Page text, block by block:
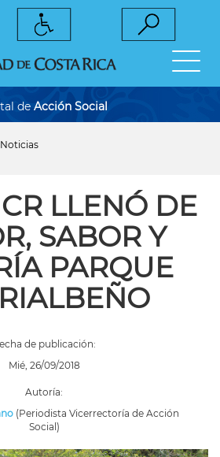
de Acción Social
Noticias
LLENÓ DE
SABOR Y
PARQUE
de publicación:
Mié, 26/09/2018
Autoría:
(Periodista Vicerrectoría de Acción
Social)